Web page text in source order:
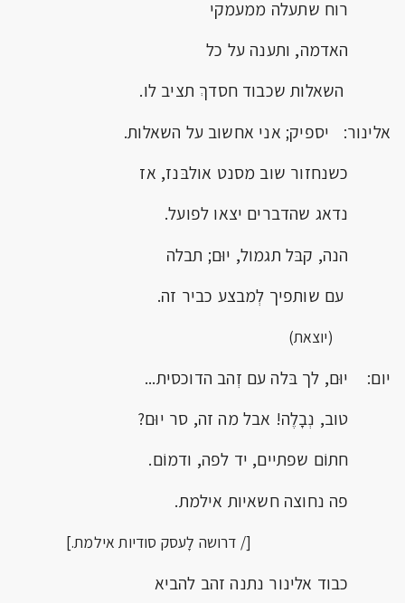
רוח שתעלה ממעמקי
האדמה, ותענה על כל
השאלות שכבוד חסדךְ תציב לו.
אלינור: יספיק; אני אחשוב על השאלות.
כשנחזור שוב מסנט אולבּנז, אז
נדאג שהדברים יצאו לפועל.
הנה, קבּל תגמול, יוּם; תבלה
עם שותפיך לְמבצע כביר זה.
(יוצאת)
יום: יוּם, לך בּלה עם זְהב הדוכסית...
טוב, נְבָלֶה! אבל מה זה, סר יוּם?
חתוֹם שפתיים, יד לפה, ודמוֹם.
פה נחוצה חשאיות אילמת.
[/ דרושה לָעסק סודיות אילמת.]
כבוד אלינור נתנה זהב להביא